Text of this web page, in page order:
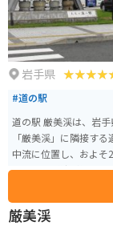
光地です。
岩手県
#道の駅
道の駅 厳美渓は、岩
「厳美渓」に隣接する道の駅です。 厳美渓は、
中流に位置し、およそ
リーンの渓流が織りなす美しい渓谷です
するショップやレス
きます。特に、地元産
料理がおすすめです。 また、厳美渓の雄大な景色を眺めながら、ゆったりと
厳美渓